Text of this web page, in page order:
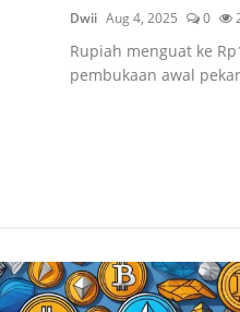
Dwii Aug 4, 2025 0
Rupiah menguat ke
pembukaan awal